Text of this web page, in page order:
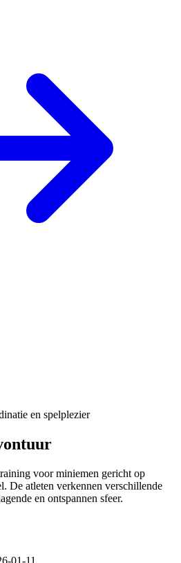
en spelplezier
voor miniemen gericht op
De atleten verkennen verschillende
en ontspannen sfeer.
01-11